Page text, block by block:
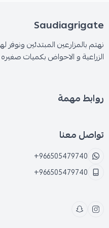
Saudiagrigate
نهتم بالمزارعين المبتدئين ونوفر
الزراعية و الاحواض بكميات
روابط مهمة
تواصل معنا
+966505479740
+966505479740